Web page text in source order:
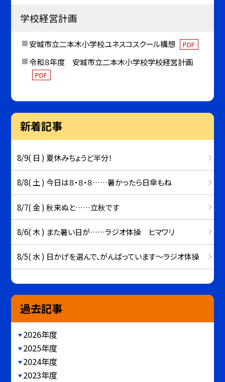
学校経営計画
安城市立二本木小学校ユネスコスクール構想 PDF
令和８年度 安城市立二本木小学校学校経営計画
PDF
新着記事
8/9( 日 ) 夏休みちょうど半分！
8/8( 土 ) 今日は８・８・８……暑かったら日傘もね
8/7( 金 ) 秋来ぬと……立秋です
8/6( 木 ) また暑い日が……ラジオ体操 ヒマワリ
8/5( 水 ) 日かげを選んで、がんばっています～ラジオ体操
過去記事
2026年度
2025年度
2024年度
2023年度